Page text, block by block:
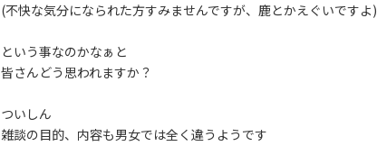
(不快な気分になられた方すみませんですが、鹿とかえぐいですよ)
という事なのかなぁと
皆さんどう思われますか？
ついしん
雑談の目的、内容も男女では全く違うようです